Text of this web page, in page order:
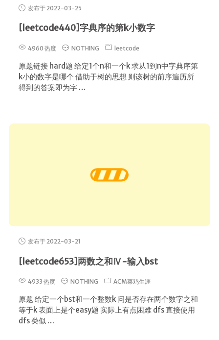
发布于 2022-03-25
[leetcode440]字典序的第k小数字
4960 热度 NOTHING leetcode
原题链接 hard题 给定1个n和一个k 求从1到n中字典序第
k小的数字是哪个 借助于树的思想 则该树的前序遍历所
得到的答案即为字 …
发布于 2022-03-21
[leetcode653]两数之和Ⅳ-输入bst
4933 热度 NOTHING ACM菜鸡生涯
原题 给定一个bst和一个整数k 问是否存在两个数字之和
等于k 表面上是个easy题 实际上有点困难 dfs 直接使用
dfs 类似 …